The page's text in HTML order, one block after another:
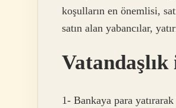
koşulların en önemlisi,
satın alan yabancılar,
1- Bankaya para